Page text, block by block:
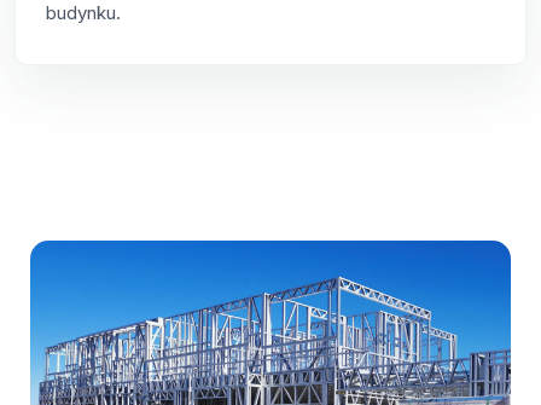
budynku.